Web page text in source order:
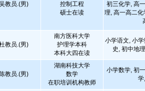
教员.(男)
控制工程
硕士在读
初三化学, 高
理, 高一高二
教员.(男)
南方医科大学
护理学本科
本科大四在读
小学语文, 小
史, 初中地
陈教员.(男)
湖南科技大学
数学
在职培训机构教师
小学数学, 初